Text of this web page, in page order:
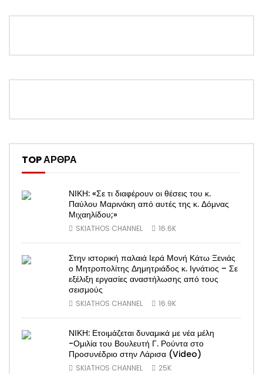
TOP ΑΡΘΡΑ
ΝΙΚΗ: «Σε τι διαφέρουν οι θέσεις του κ.
Παύλου Μαρινάκη από αυτές της κ. Δόμνας
Μιχαηλίδου;»
SKIATHOS CHANNEL 16.6K
Στην ιστορική παλαιά Ιερά Μονή Κάτω Ξενιάς
ο Μητροπολίτης Δημητριάδος κ. Ιγνάτιος – Σε
εξέλιξη εργασίες αναστήλωσης από τους
σεισμούς
SKIATHOS CHANNEL 16.9K
ΝΙΚΗ: Ετοιμάζεται δυναμικά με νέα μέλη
-Ομιλία του Βουλευτή Γ. Ρούντα στο
Προσυνέδριο στην Λάρισα (Video)
SKIATHOS CHANNEL 25K